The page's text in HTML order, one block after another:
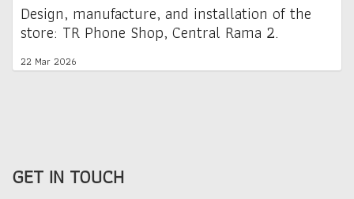
Design, manufacture, and installation of the
store: TR Phone Shop, Central Rama 2.
22 Mar 2026
GET IN TOUCH